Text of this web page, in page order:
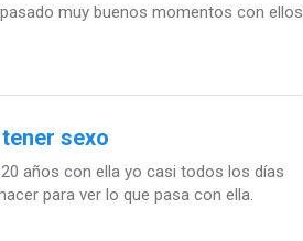
muy buenos momentos con ellos
sexo
años con ella yo casi todos los días
para ver lo que pasa con ella.